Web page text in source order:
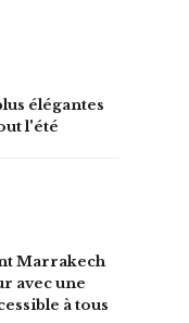
élégantes
l'été
Marrakech
avec une
à tous